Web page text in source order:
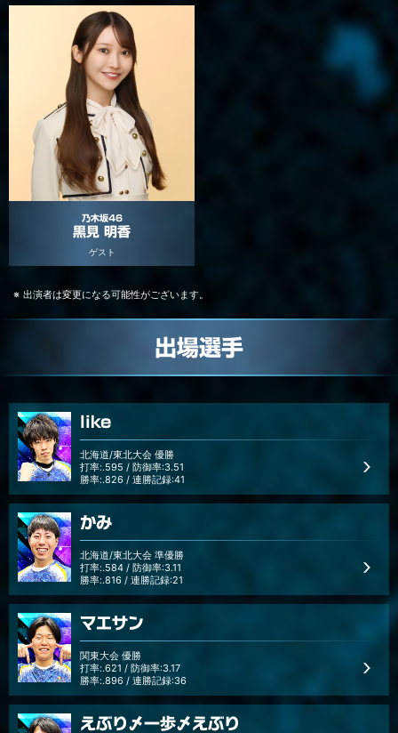
乃木坂46
黒見 明香
ゲスト
出演者は変更になる可能性がございます。
出場選手
like
北海道/東北大会 優勝
打率:.595 / 防御率:3.51
勝率:.826 / 連勝記録:41
かみ
北海道/東北大会 準優勝
打率:.584 / 防御率:3.11
勝率:.816 / 連勝記録:21
マエサン
関東大会 優勝
打率:.621 / 防御率:3.17
勝率:.896 / 連勝記録:36
えぶり〆一歩〆えぶり